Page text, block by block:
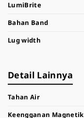
LumiBrite
Bahan Band
Lug width
Detail Lainnya
Tahan Air
Keengganan Magnetik